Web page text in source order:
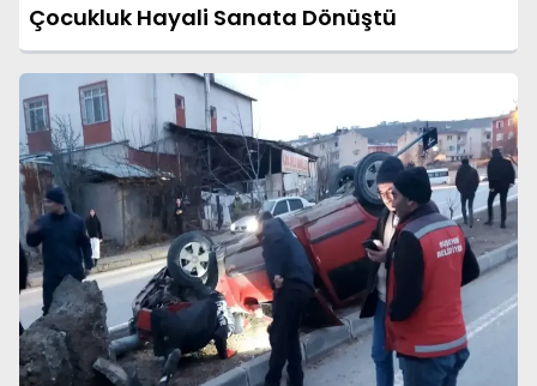
Çocukluk Hayali Sanata Dönüştü